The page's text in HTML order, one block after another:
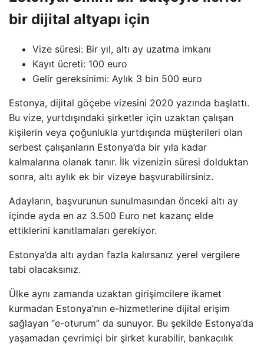
bir dijital altyapı için
Vize süresi: Bir yıl, altı ay uzatma imkanı
Kayıt ücreti: 100 euro
Gelir gereksinimi: Aylık 3 bin 500 euro
Estonya, dijital göçebe vizesini 2020 yazında başlattı.
Bu vize, yurtdışındaki şirketler için uzaktan çalışan
kişilerin veya çoğunlukla yurtdışında müşterileri olan
serbest çalışanların Estonya’da bir yıla kadar
kalmalarına olanak tanır. İlk vizenizin süresi dolduktan
sonra, altı aylık ek bir vizeye başvurabilirsiniz.
Adayların, başvurunun sunulmasından önceki altı ay
içinde ayda en az 3.500 Euro net kazanç elde
ettiklerini kanıtlamaları gerekiyor.
Estonya’da altı aydan fazla kalırsanız yerel vergilere
tabi olacaksınız.
Ülke aynı zamanda uzaktan girişimcilere ikamet
kurmadan Estonya’nın e-hizmetlerine dijital erişim
sağlayan “e-oturum” da sunuyor. Bu şekilde Estonya’da
yaşamadan çevrimiçi bir şirket kurabilir, bankacılık